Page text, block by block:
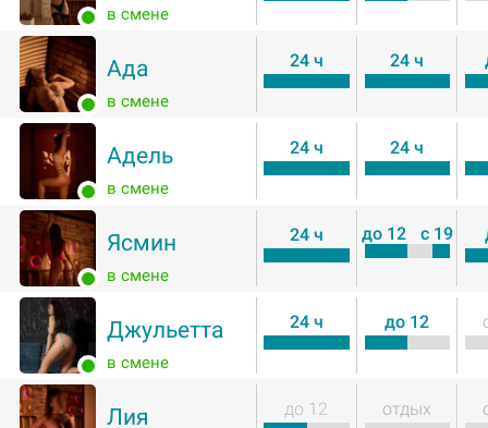
в смене
Ада
в смене
24 ч 24 ч
Адель
в смене
24 ч 24 ч
Ясмин
в смене
24 ч до 12 с 19
Джульетта
в смене
24 ч до 12
Лия до 12 отдых